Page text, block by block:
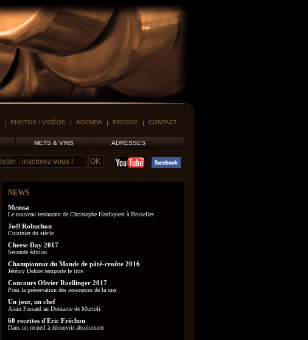
PHOTOS / VIDÉOS AGENDA PRESSE CONTACT
METS & VINS ADRESSES
NEWS
Menssa
Le nouveau restaurant de Christophe Hardiquest à Bruxelles
Joël Robuchon
Cuisinier du siècle
Cheese Day 2017
Seconde édition
Championnat du Monde de pâté-croûte 2016
Jérémy Delore remporte le titre
Concours Olivier Roellinger 2017
Pour la préservation des ressources de la mer
Un jour, un chef
Alain Passard au Domaine de Murtoli
60 recettes d'Eric Fréchon
Dans un recueil à découvrir absolument